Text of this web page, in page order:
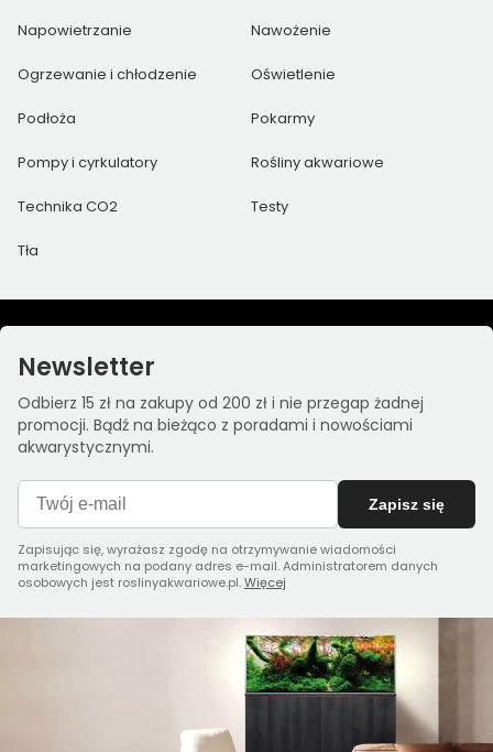
Napowietrzanie Nawożenie
Ogrzewanie i chłodzenie Oświetlenie
Podłoża Pokarmy
Pompy i cyrkulatory Rośliny akwariowe
Technika CO2 Testy
Tła
Newsletter
Odbierz 15 zł na zakupy od 200 zł i nie przegap żadnej
promocji. Bądź na bieżąco z poradami i nowościami
akwarystycznymi.
Zapisz się
Zapisując się, wyrażasz zgodę na otrzymywanie wiadomości
marketingowych na podany adres e-mail. Administratorem danych
osobowych jest roslinyakwariowe.pl.Więcej